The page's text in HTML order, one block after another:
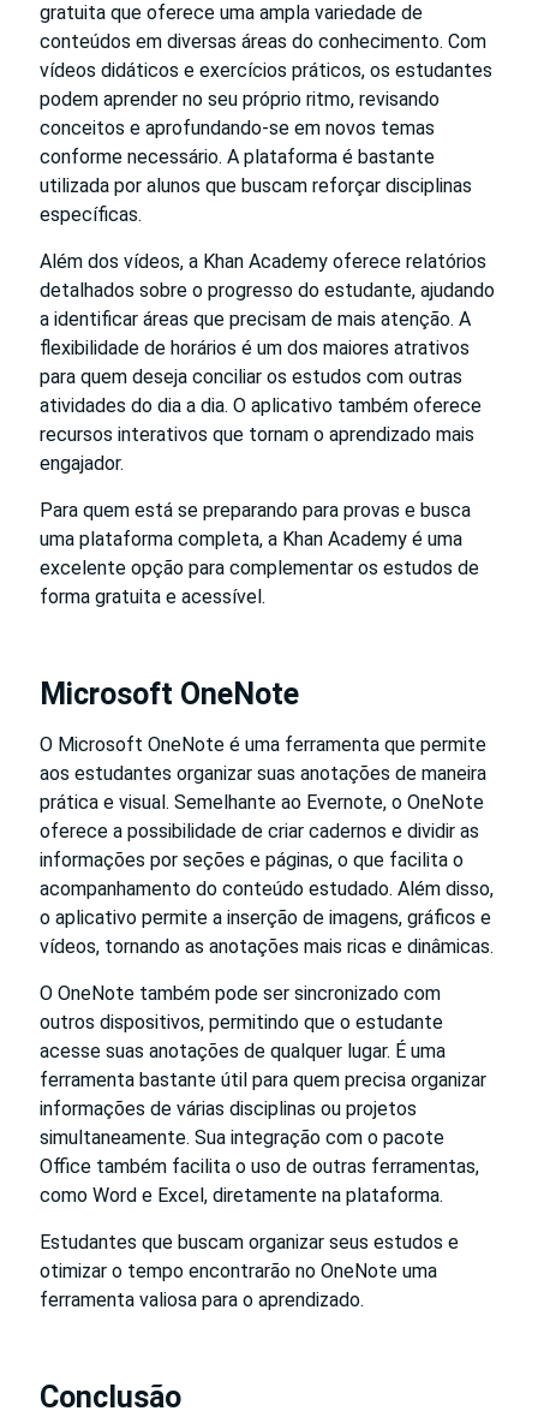
gratuita que oferece uma ampla variedade de
conteúdos em diversas áreas do conhecimento. Com
vídeos didáticos e exercícios práticos, os estudantes
podem aprender no seu próprio ritmo, revisando
conceitos e aprofundando-se em novos temas
conforme necessário. A plataforma é bastante
utilizada por alunos que buscam reforçar disciplinas
específicas.
Além dos vídeos, a Khan Academy oferece relatórios
detalhados sobre o progresso do estudante, ajudando
a identificar áreas que precisam de mais atenção. A
flexibilidade de horários é um dos maiores atrativos
para quem deseja conciliar os estudos com outras
atividades do dia a dia. O aplicativo também oferece
recursos interativos que tornam o aprendizado mais
engajador.
Para quem está se preparando para provas e busca
uma plataforma completa, a Khan Academy é uma
excelente opção para complementar os estudos de
forma gratuita e acessível.
Microsoft OneNote
O Microsoft OneNote é uma ferramenta que permite
aos estudantes organizar suas anotações de maneira
prática e visual. Semelhante ao Evernote, o OneNote
oferece a possibilidade de criar cadernos e dividir as
informações por seções e páginas, o que facilita o
acompanhamento do conteúdo estudado. Além disso,
o aplicativo permite a inserção de imagens, gráficos e
vídeos, tornando as anotações mais ricas e dinâmicas.
O OneNote também pode ser sincronizado com
outros dispositivos, permitindo que o estudante
acesse suas anotações de qualquer lugar. É uma
ferramenta bastante útil para quem precisa organizar
informações de várias disciplinas ou projetos
simultaneamente. Sua integração com o pacote
Office também facilita o uso de outras ferramentas,
como Word e Excel, diretamente na plataforma.
Estudantes que buscam organizar seus estudos e
otimizar o tempo encontrarão no OneNote uma
ferramenta valiosa para o aprendizado.
Conclusão